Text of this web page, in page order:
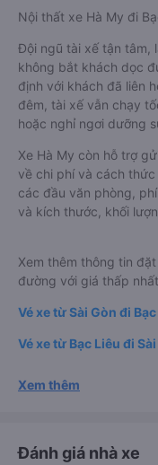
Nội thất xe Hà My đi
Đội ngũ tài xế tận tâm,
không bắt khách dọc
định với khách đã liên
đêm, tài xế vẫn chạy
hoặc nghỉ ngơi dưỡng
Xe Hà My còn hỗ trợ
về chi phí và cách
các đầu văn phòng,
và kích thước, khối
Xem thêm thông tin
đường với giá thấp nhất
Vé xe từ Sài Gòn đi
Vé xe từ Bạc Liêu đi
Xem thêm
Đánh giá nhà xe